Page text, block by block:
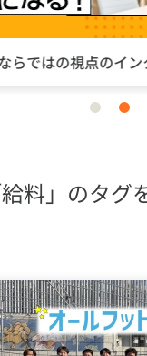
らではの視点のイン
item item
給料」のタ